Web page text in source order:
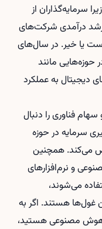
سرمایه‌گذاران از
رشد درآمدی شرکت‌های
است یا خیر. در سال‌های
حوزه‌هایی مانند
به عملکرد
سهام فناوری را دنبال
سرمایه در حوزه
می‌کند. همچنین
و نرم‌افزارهای
می‌شوند،
غول‌ها هستند. اگر به
هوش مصنوعی هستید،